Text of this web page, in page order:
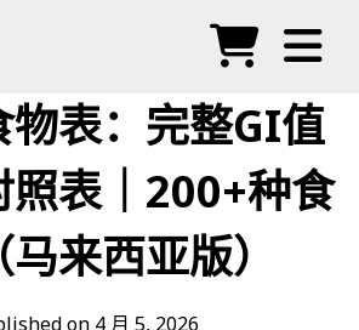
常见问题
博客
授权代理
商店
物表：完整GI值
照表｜200+种食
来西亚版）
on 4 月 5, 2026